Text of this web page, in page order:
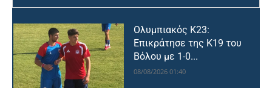
Ολυμπιακός Κ23:
Επικράτησε της Κ19 του
Βόλου με 1-0...
08/08/2026 01:40